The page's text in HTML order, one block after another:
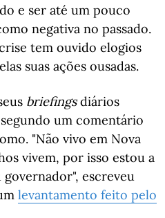
e ser até um pouco
negativa no passado.
tem ouvido elogios
suas ações ousadas.
briefingsdiários
um comentário
"Não vivo em Nova
vivem, por isso estou a
escreveu
levantamento feito pelo